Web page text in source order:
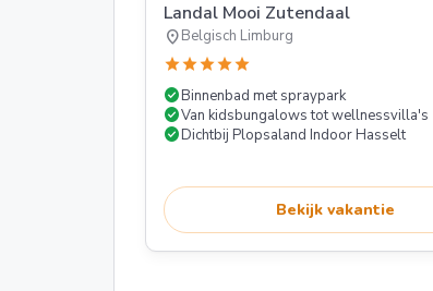
Landal Mooi Zutendaal
location_onBelgisch Limburg
starstarstarstarstar
check_circleBinnenbad met spraypark
check_circleVan kidsbungalows tot wellnessvilla's
check_circleDichtbij Plopsaland Indoor Hasselt
Bekijk vakantie